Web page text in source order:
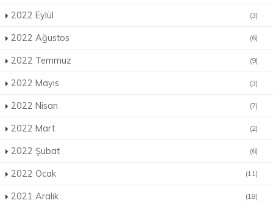
2022 Eylül (3)
2022 Ağustos (6)
2022 Temmuz (9)
2022 Mayıs (3)
2022 Nisan (7)
2022 Mart (2)
2022 Şubat (6)
2022 Ocak (11)
2021 Aralık (18)